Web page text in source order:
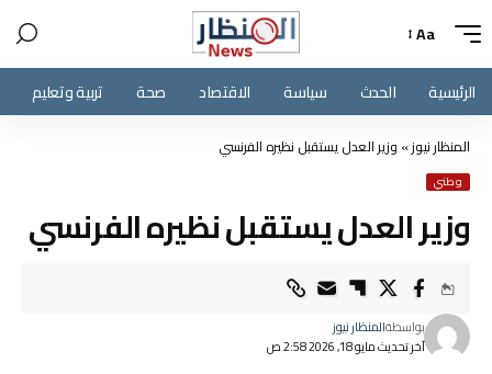
Aa
الرئيسية الحدث سياسة الاقتصاد صحة تربية وتعليم
المنظار نيوز» وزير العدل يستقبل نظيره الفرنسي
وطني
وزير العدل يستقبل نظيره الفرنسي
آخر تحديث مايو 18, 2026 2:58 ص
بواسطةالمنظار نيوز